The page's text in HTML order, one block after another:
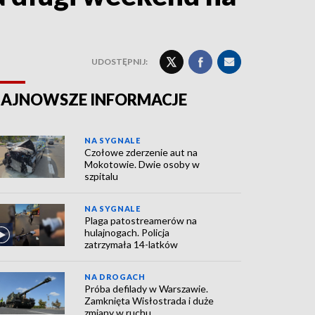
UDOSTĘPNIJ:
INFORMACJE
NA SYGNALE
Czołowe zderzenie aut na
Mokotowie. Dwie osoby w
szpitalu
NA SYGNALE
Plaga patostreamerów na
hulajnogach. Policja
zatrzymała 14-latków
NA DROGACH
Próba defilady w Warszawie.
Zamknięta Wisłostrada i duże
zmiany w ruchu